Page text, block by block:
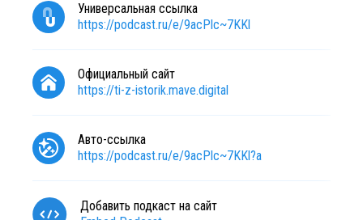
Универсальная ссылка
https://podcast.ru/e/9acPlc~7KKl
Официальный сайт
https://ti-z-istorik.mave.digital
Авто-ссылка
https://podcast.ru/e/9acPlc~7KKl?a
Добавить подкаст на сайт